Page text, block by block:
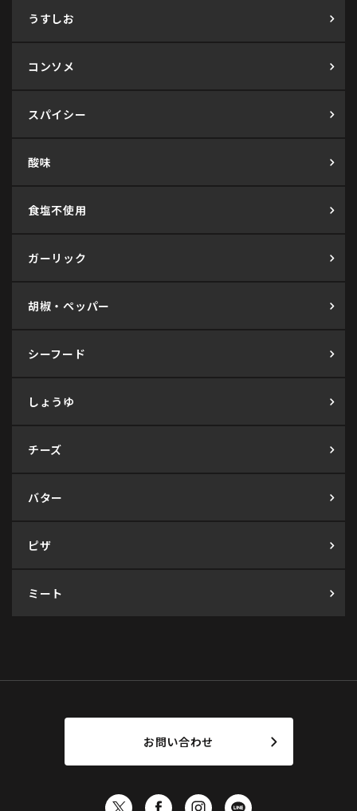
うすしお
コンソメ
スパイシー
酸味
食塩不使用
ガーリック
胡椒・ペッパー
シーフード
しょうゆ
チーズ
バター
ピザ
ミート
お問い合わせ